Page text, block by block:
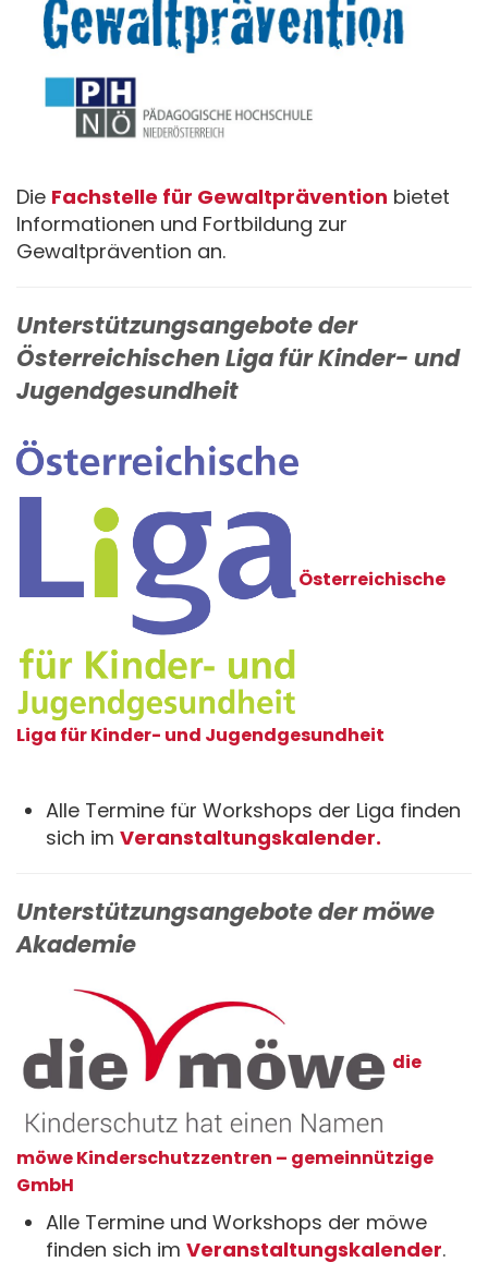
Die Fachstelle für Gewaltprävention bietet
Informationen und Fortbildung zur
Gewaltprävention an.
Unterstützungsangebote der
Österreichischen Liga für Kinder- und
Jugendgesundheit
Österreichische
Liga für Kinder- und Jugendgesundheit
Alle Termine für Workshops der Liga finden
sich im Veranstaltungskalender.
Unterstützungsangebote der möwe
Akademie
die
möwe Kinderschutzzentren – gemeinnützige
GmbH
Alle Termine und Workshops der möwe
finden sich im Veranstaltungskalender.